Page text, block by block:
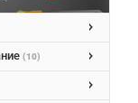
(10)